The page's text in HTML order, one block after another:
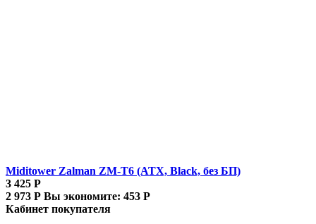
Miditower Zalman ZM-T6 (ATX, Black, без БП)
3 425 Р
2 973 Р Вы экономите: 453 Р
Кабинет покупателя